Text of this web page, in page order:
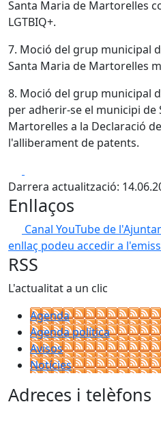
Santa Maria de Martorelles
LGTBIQ+.
7. Moció del grup municipal
Santa Maria de Martorelles
8. Moció del grup municipal
per adherir-se el municipi de
Martorelles a la Declaració
l'alliberament de patents.
Darrera actualització:
Enllaços
Canal YouTube de
enllaç podeu accedir a
RSS
L'actualitat a un clic
Agenda
Agenda política
Avisos
Notícies
Adreces i telèfons